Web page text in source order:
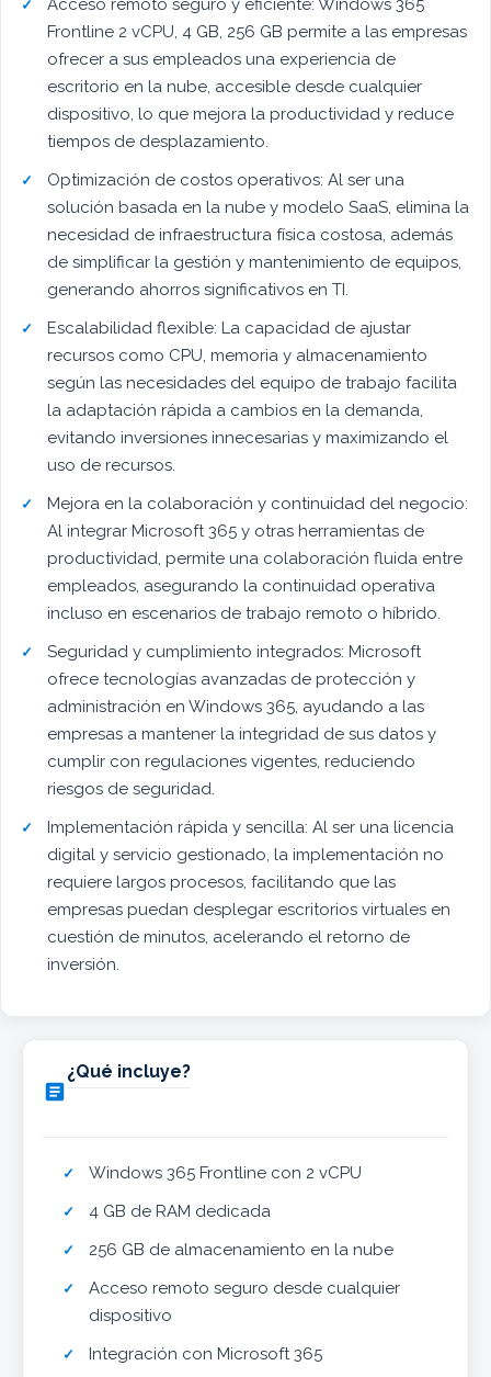
Acceso remoto seguro y eficiente: Windows 365
Frontline 2 vCPU, 4 GB, 256 GB permite a las empresas
ofrecer a sus empleados una experiencia de
escritorio en la nube, accesible desde cualquier
dispositivo, lo que mejora la productividad y reduce
tiempos de desplazamiento.
Optimización de costos operativos: Al ser una
solución basada en la nube y modelo SaaS, elimina la
necesidad de infraestructura física costosa, además
de simplificar la gestión y mantenimiento de equipos,
generando ahorros significativos en TI.
Escalabilidad flexible: La capacidad de ajustar
recursos como CPU, memoria y almacenamiento
según las necesidades del equipo de trabajo facilita
la adaptación rápida a cambios en la demanda,
evitando inversiones innecesarias y maximizando el
uso de recursos.
Mejora en la colaboración y continuidad del negocio:
Al integrar Microsoft 365 y otras herramientas de
productividad, permite una colaboración fluida entre
empleados, asegurando la continuidad operativa
incluso en escenarios de trabajo remoto o híbrido.
Seguridad y cumplimiento integrados: Microsoft
ofrece tecnologías avanzadas de protección y
administración en Windows 365, ayudando a las
empresas a mantener la integridad de sus datos y
cumplir con regulaciones vigentes, reduciendo
riesgos de seguridad.
Implementación rápida y sencilla: Al ser una licencia
digital y servicio gestionado, la implementación no
requiere largos procesos, facilitando que las
empresas puedan desplegar escritorios virtuales en
cuestión de minutos, acelerando el retorno de
inversión.

¿Qué incluye?
Windows 365 Frontline con 2 vCPU
4 GB de RAM dedicada
256 GB de almacenamiento en la nube
Acceso remoto seguro desde cualquier
dispositivo
Integración con Microsoft 365